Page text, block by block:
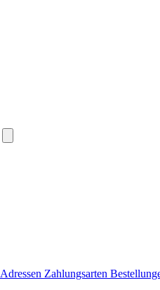
Adressen Zahlungsarten